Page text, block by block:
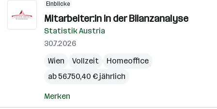
Einblicke
Mitarbeiter:in in der Bilanzanalyse
Statistik Austria
30.7.2026
Wien
Vollzeit
Homeoffice
ab 56.750,40 € jährlich
Merken